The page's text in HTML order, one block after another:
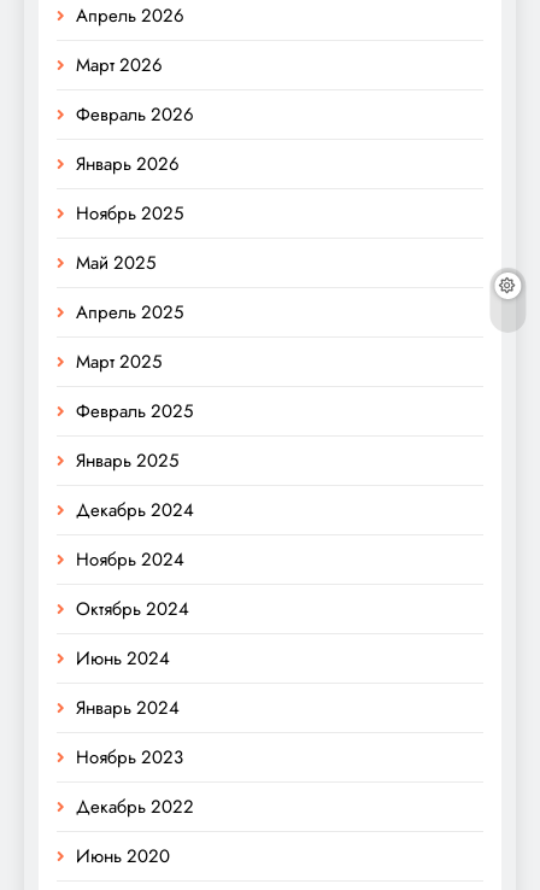
Апрель 2026
Март 2026
Февраль 2026
Январь 2026
Ноябрь 2025
Май 2025
Апрель 2025
Март 2025
Февраль 2025
Январь 2025
Декабрь 2024
Ноябрь 2024
Октябрь 2024
Июнь 2024
Январь 2024
Ноябрь 2023
Декабрь 2022
Июнь 2020